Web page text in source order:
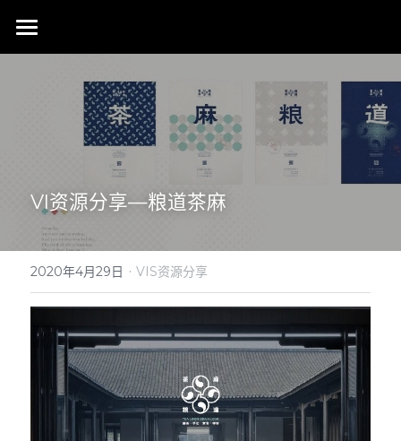
首页
行业成就
同行赞誉
关于我们
搜索
VI资源分享—粮道茶麻
2020年4月29日 · VIS资源分享